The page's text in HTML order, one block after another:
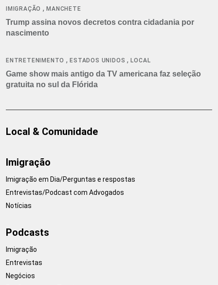
IMIGRAÇÃO ,MANCHETE
Trump assina novos decretos contra cidadania por
nascimento
ENTRETENIMENTO ,ESTADOS UNIDOS ,LOCAL
Game show mais antigo da TV americana faz seleção
gratuita no sul da Flórida
Local & Comunidade
Imigração
Imigração em Dia/Perguntas e respostas
Entrevistas/Podcast com Advogados
Notícias
Podcasts
Imigração
Entrevistas
Negócios